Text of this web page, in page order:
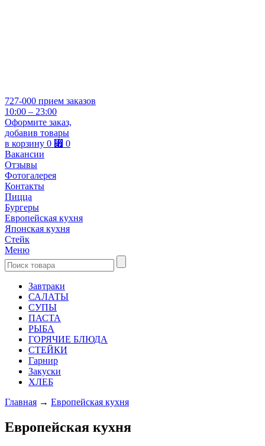
727-000 прием заказов
10:00 – 23:00
Оформите заказ,
добавив товары
в корзину 0 ⃏ 0
Вакансии
Отзывы
Фотогалерея
Контакты
Пицца
Бургеры
Европейская кухня
Японская кухня
Стейк
Меню
Завтраки
САЛАТЫ
СУПЫ
ПАСТА
РЫБА
ГОРЯЧИЕ БЛЮДА
СТЕЙКИ
Гарнир
Закуски
ХЛЕБ
Главная → Европейская кухня
Европейская кухня